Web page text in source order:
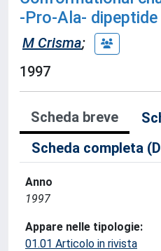
-Pro-Ala- dipeptide
M Crisma;
1997
Scheda breve
Scheda completa
Anno
1997
Appare nelle tipologie:
01.01 Articolo in rivista